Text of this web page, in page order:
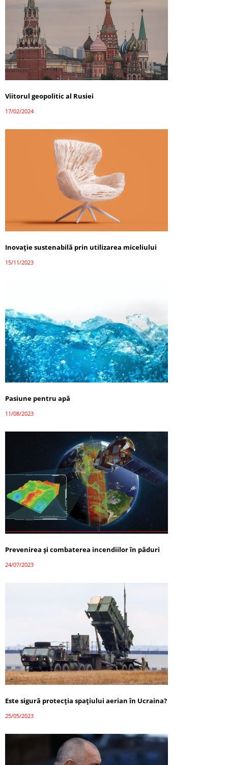
Viitorul geopolitic al Rusiei
17/02/2024
Inovație sustenabilă prin utilizarea miceliului
15/11/2023
Pasiune pentru apă
11/08/2023
Prevenirea și combaterea incendiilor în păduri
24/07/2023
Este sigură protecția spațiului aerian în Ucraina?
25/05/2023